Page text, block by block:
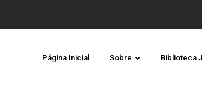
Página Inicial Sobre Biblioteca